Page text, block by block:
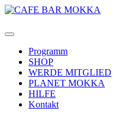
Programm
SHOP
WERDE MITGLIED
PLANET MOKKA
HILFE
Kontakt